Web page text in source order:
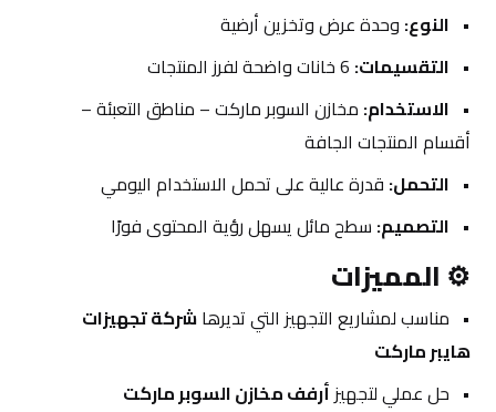
النوع: وحدة عرض وتخزين أرضية
التقسيمات:
الاستخدام:
أقسام المنتجات الجافة
التحمل: قدرة عالية على تحمل الاستخدام اليومي
التصميم: سطح مائل يسهل رؤية المحتوى فورًا
⚙️ المميزات
مناسب لمشاريع التجهيز التي تديرها
هايبر ماركت
حل عملي لتجهيز أرفف مخازن السوبر ماركت